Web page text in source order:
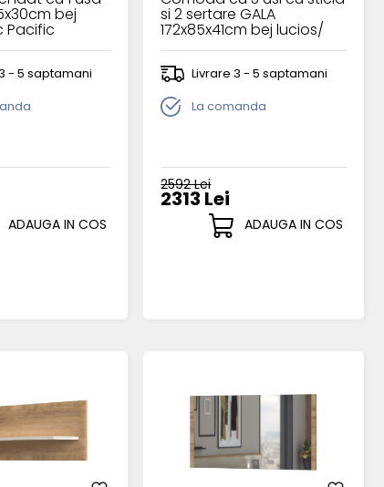
bej
Pacific
- 5 saptamani
ADAUGA IN COS
si 2 sertare GALA
172x85x41cm bej lucios/
Livrare 3 - 5 saptamani
La comanda
2592 Lei
2313 Lei
ADAUGA IN COS